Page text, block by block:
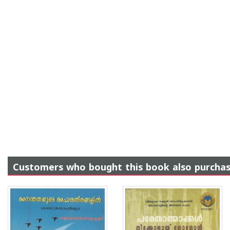
Customers who bought this book also